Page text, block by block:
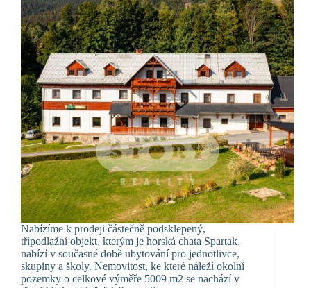
Nabízíme k prodeji částečně podsklepený,
třípodlažní objekt, kterým je horská chata Spartak,
nabízí v současné době ubytování pro jednotlivce,
skupiny a školy. Nemovitost, ke které náleží okolní
pozemky o celkové výměře 5009 m2 se nachází v